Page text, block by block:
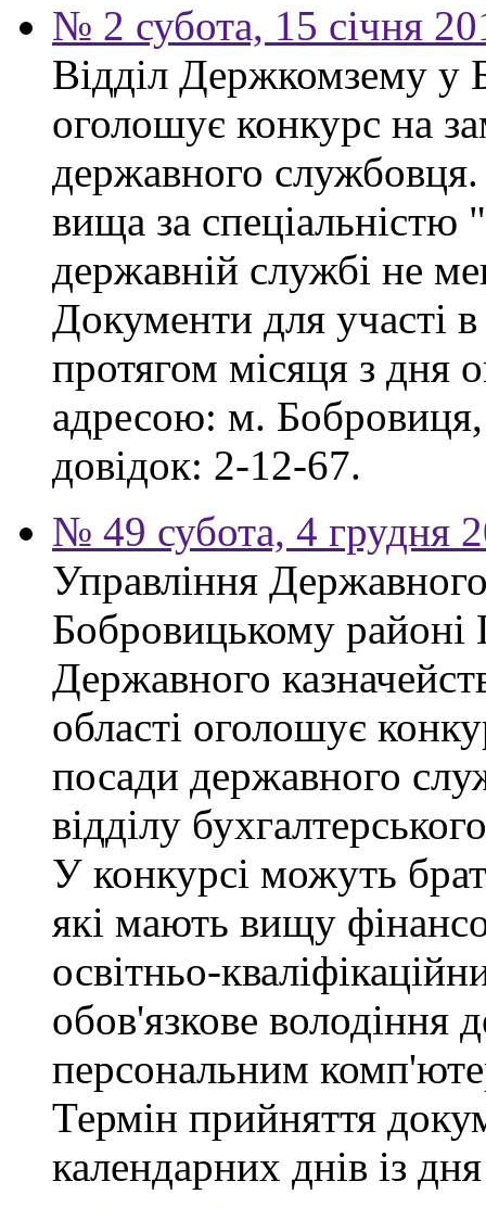
№ 2 субота, 15 січня
Відділ Держкомзему у
оголошує конкурс на
державного
вища за
державній службі не
Документи для участі
протягом місяця з дня
адресою: м.
довідок: 2-12-67.
№ 49 субота, 4 грудня
Управління
Бобровицькому районі
Державного
області оголошує
посади державного
відділу
У конкурсі можуть
які мають вищу
освітньо-
обов'язкове
персональним
Термін прийняття
календарних днів із